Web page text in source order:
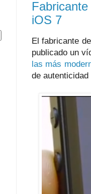
iOS 7
El fabricante
publicado un
las más
de